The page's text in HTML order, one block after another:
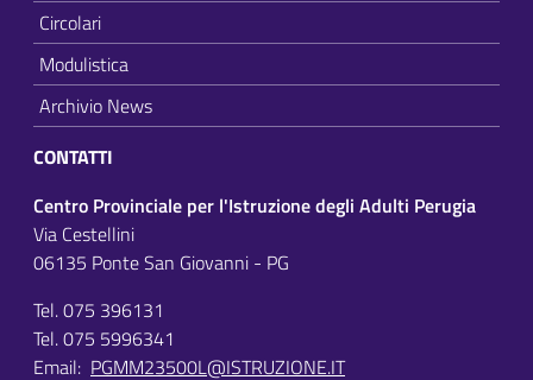
Circolari
Modulistica
Archivio News
CONTATTI
Centro Provinciale per l'Istruzione degli Adulti Perugia
Via Cestellini
06135 Ponte San Giovanni - PG
Tel. 075 396131
Tel. 075 5996341
Email: PGMM23500L@ISTRUZIONE.IT